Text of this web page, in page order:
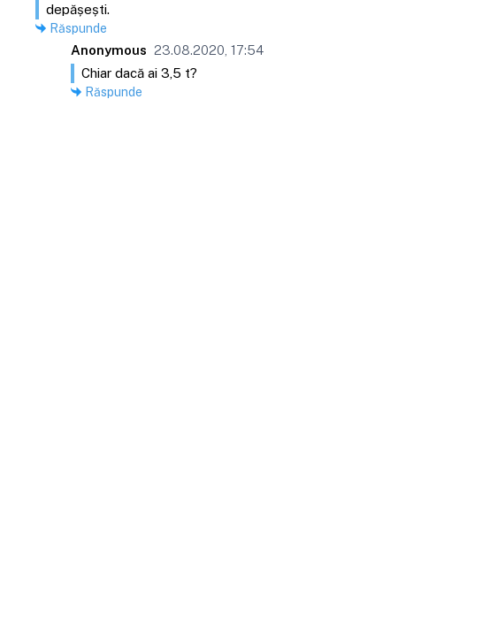
depășești.
Răspunde
Anonymous 23.08.2020, 17:54
Chiar dacă ai 3,5 t?
Răspunde